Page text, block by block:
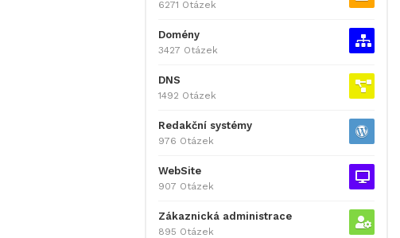
6271 Otázek
Domény
3427 Otázek
DNS
1492 Otázek
Redakční systémy
976 Otázek
WebSite
907 Otázek
Zákaznická administrace
895 Otázek